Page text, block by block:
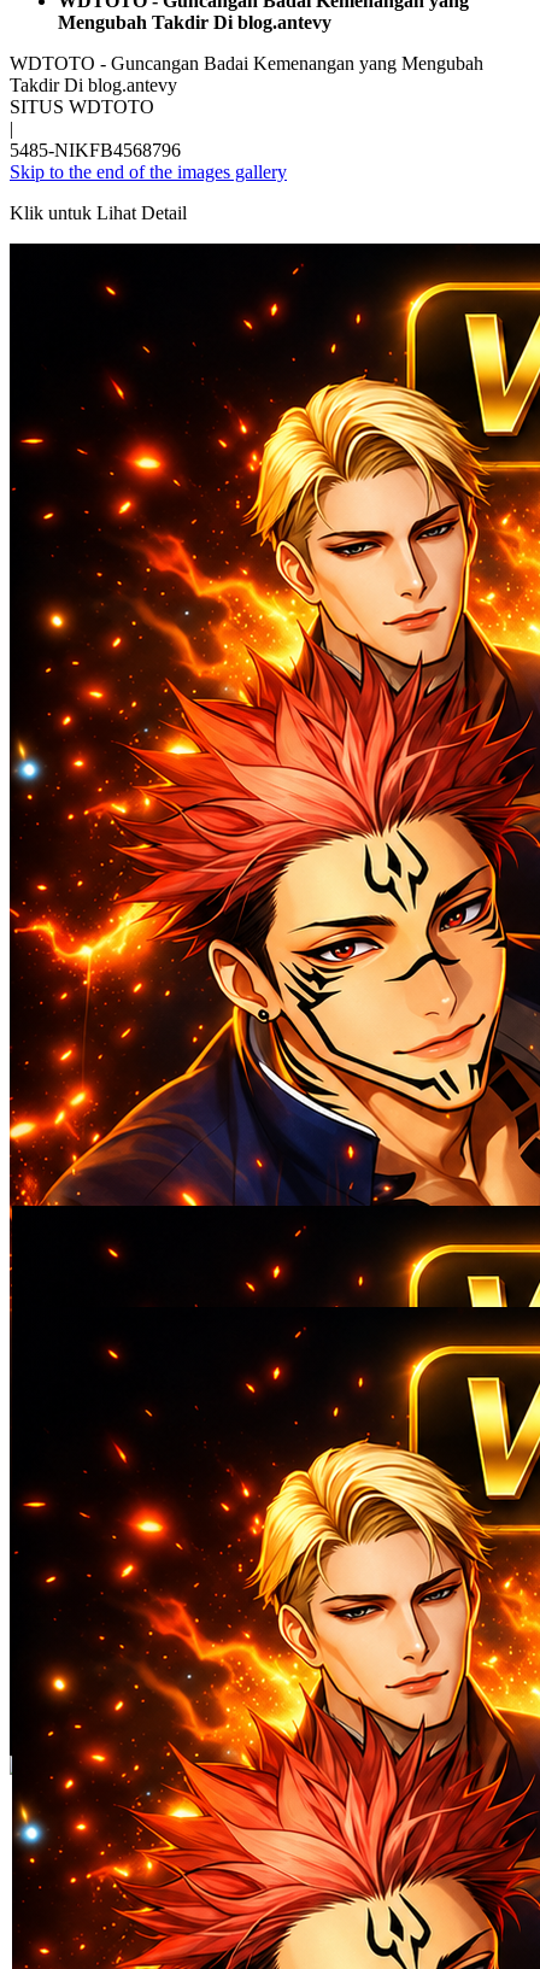
Mengubah Takdir Di blog.antevy
WDTOTO - Guncangan Badai Kemenangan yang Mengubah
Takdir Di blog.antevy
SITUS WDTOTO
|
5485-NIKFB4568796
Skip to the end of the images gallery
Klik untuk Lihat Detail